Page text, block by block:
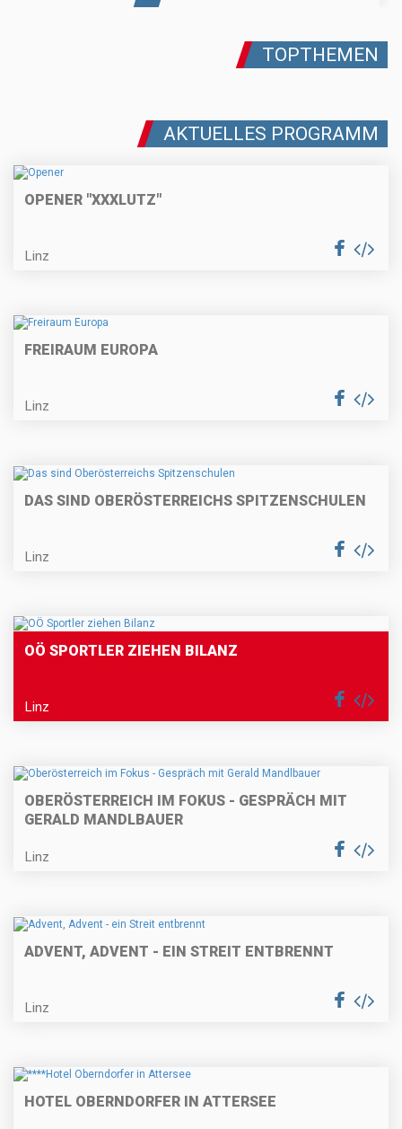
TOPTHEMEN
AKTUELLES PROGRAMM
OPENER "XXXLUTZ"
Linz
FREIRAUM EUROPA
Linz
DAS SIND OBERÖSTERREICHS SPITZENSCHULEN
Linz
OÖ SPORTLER ZIEHEN BILANZ
Linz
OBERÖSTERREICH IM FOKUS - GESPRÄCH MIT
GERALD MANDLBAUER
Linz
ADVENT, ADVENT - EIN STREIT ENTBRENNT
Linz
HOTEL OBERNDORFER IN ATTERSEE